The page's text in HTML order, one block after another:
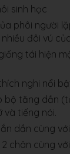
sinh học
phôi người
đôi vú
tái hiện
nghi nổi
bộ tăng dần
và tiếng nói.
dần cùng
chân cùng